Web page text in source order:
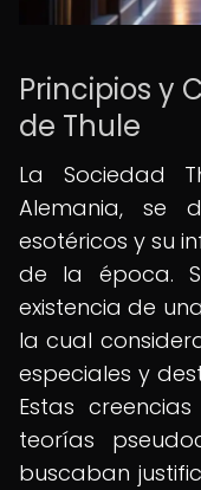
Principios y
de Thule
La Sociedad
Alemania, se
esotéricos y su
de la época.
existencia de
la cual
especiales y
Estas
teorías
buscaban